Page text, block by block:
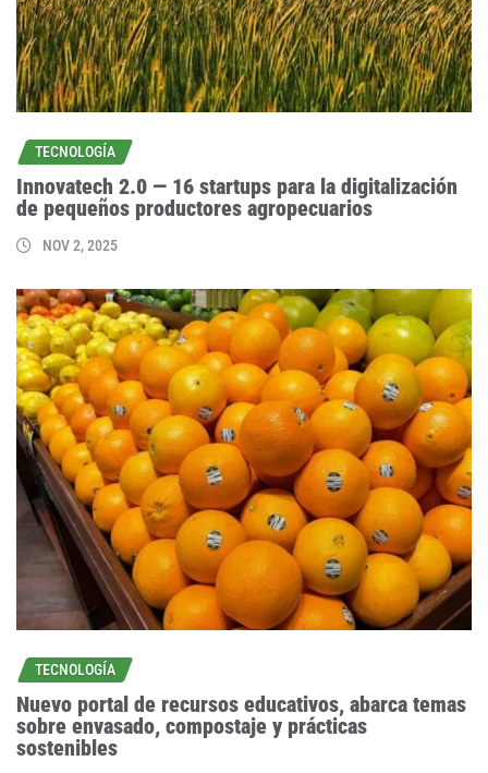
TECNOLOGÍA
Innovatech 2.0 — 16 startups para la digitalización
de pequeños productores agropecuarios
NOV 2, 2025
TECNOLOGÍA
Nuevo portal de recursos educativos, abarca temas
sobre envasado, compostaje y prácticas
sostenibles